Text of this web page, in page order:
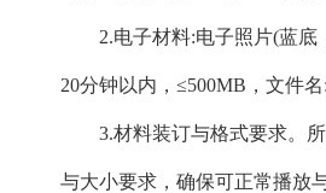
2.电子材料:电子照片(蓝底，
20分钟以内，≤500MB，文件名
3.材料装订与格式要求。所
与大小要求，确保可正常播放